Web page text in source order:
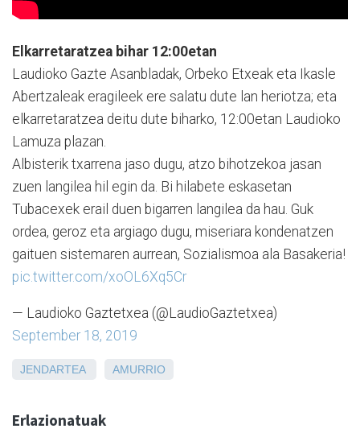
Elkarretaratzea bihar 12:00etan
Laudioko Gazte Asanbladak, Orbeko Etxeak eta Ikasle
Abertzaleak eragileek ere salatu dute lan heriotza; eta
elkarretaratzea deitu dute biharko, 12:00etan Laudioko
Lamuza plazan.
Albisterik txarrena jaso dugu, atzo bihotzekoa jasan
zuen langilea hil egin da. Bi hilabete eskasetan
Tubacexek erail duen bigarren langilea da hau. Guk
ordea, geroz eta argiago dugu, miseriara kondenatzen
gaituen sistemaren aurrean, Sozialismoa ala Basakeria!
pic.twitter.com/xoOL6Xq5Cr
— Laudioko Gaztetxea (@LaudioGaztetxea)
September 18, 2019
JENDARTEA AMURRIO
Erlazionatuak